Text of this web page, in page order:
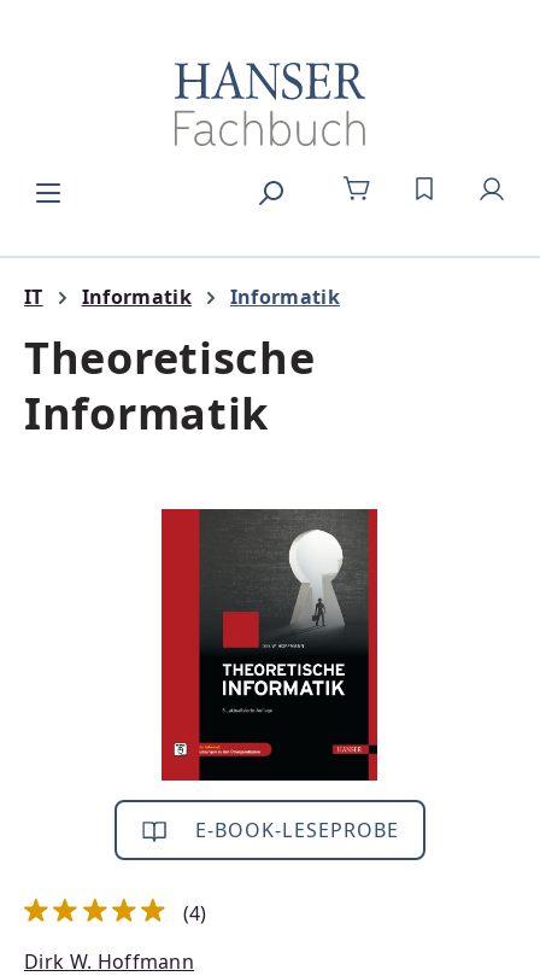
DU HAST 0
IT Informatik Informatik
Theoretische
Informatik
Bildergalerie überspringen
E-BOOK-LESEPROBE
(4)
Dirk W. Hoffmann